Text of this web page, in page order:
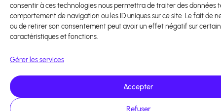
consentir à ces technologies nous permettra de traiter des données
comportement de navigation ou les ID uniques sur ce site. Le fait de
ou de retirer son consentement peut avoir un effet négatif sur
caractéristiques et fonctions.
Gérer les services
Accepter
Refuser